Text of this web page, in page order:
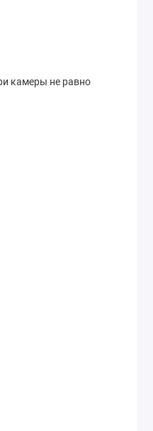
камеры не равно